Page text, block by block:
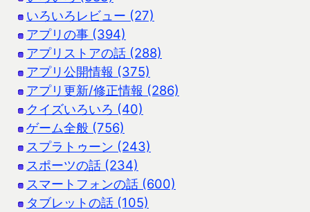
いろいろレビュー (27)
アプリの事 (394)
アプリストアの話 (288)
アプリ公開情報 (375)
アプリ更新/修正情報 (286)
クイズいろいろ (40)
ゲーム全般 (756)
スプラトゥーン (243)
スポーツの話 (234)
スマートフォンの話 (600)
タブレットの話 (105)